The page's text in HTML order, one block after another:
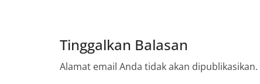
Tinggalkan Balasan
Alamat email Anda tidak akan dipublikasikan.